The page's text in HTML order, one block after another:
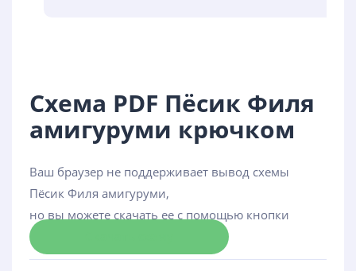
Схема PDF Пёсик Филя
амигуруми крючком
Ваш браузер не поддерживает вывод схемы
Пёсик Филя амигуруми,
но вы можете скачать ее с помощью кнопки